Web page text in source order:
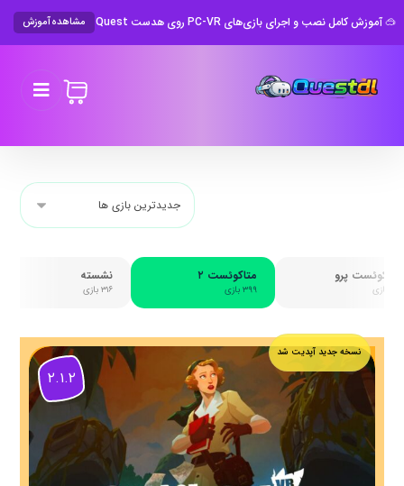
🥽 آموزش کامل نصب و اجرای بازی‌های PC-VR روی هدست Meta Quest مشاهده آموزش
متاکوئست پرو متاکوئست ۲
۳۹۹ بازی
نشسته
۳۱۶ بازی
۲.۱.۲
نسخه جدید آپدیت شد